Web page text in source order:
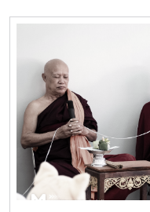
และ ผลิตภัณฑ์สินค้าเกษต
พัฒนาเกษตรธรรมชาติ ม
ความสะดวกให้กับผู้ที่ต้อ
ศูนย์วิจัยและพัฒนาเกษต
สามารถหาซื้อสินค้าได้งาน
08.00 - 17.00 น.สอบถา
4888305แผนที่ :
https://